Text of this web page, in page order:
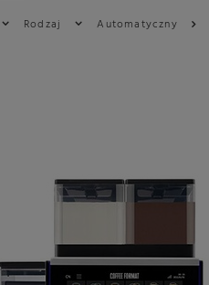
Rodzaj Automatyczny